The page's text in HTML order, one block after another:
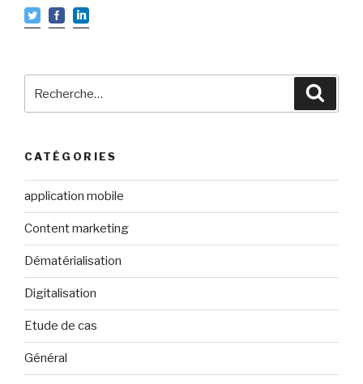
pour
CATÉGORIES
application mobile
Content marketing
Dématérialisation
Digitalisation
Etude de cas
Général